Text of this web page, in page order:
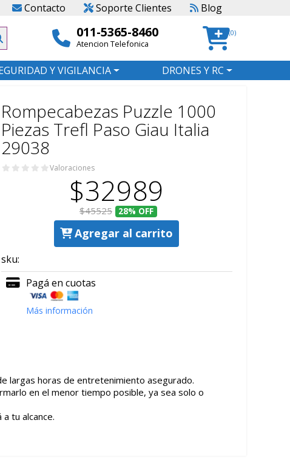
Contacto Soporte Clientes Blog
011-5365-8460
Atencion Telefonica
(0)
Y VIGILANCIA DRONES Y RC
Rompecabezas Puzzle 1000
Piezas Trefl Paso Giau Italia
29038
Valoraciones
$32989
$45525 28% OFF
Agregar al carrito
sku:
Pagá en cuotas
Más información
largas horas de entretenimiento asegurado.
en el menor tiempo posible, ya sea solo o
tu alcance.